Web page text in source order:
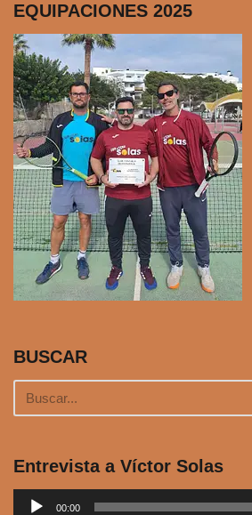
EQUIPACIONES 2025
BUSCAR
Entrevista a Víctor Solas
00:00